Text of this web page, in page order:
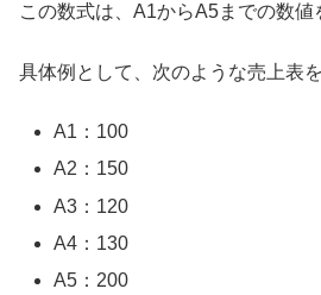
この数式は、A1からA5までの数値
具体例として、次のような売上表を
A1：100
A2：150
A3：120
A4：130
A5：200